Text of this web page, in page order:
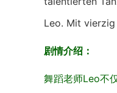
Leo. Mit
剧情介绍：
舞蹈老师Leo不